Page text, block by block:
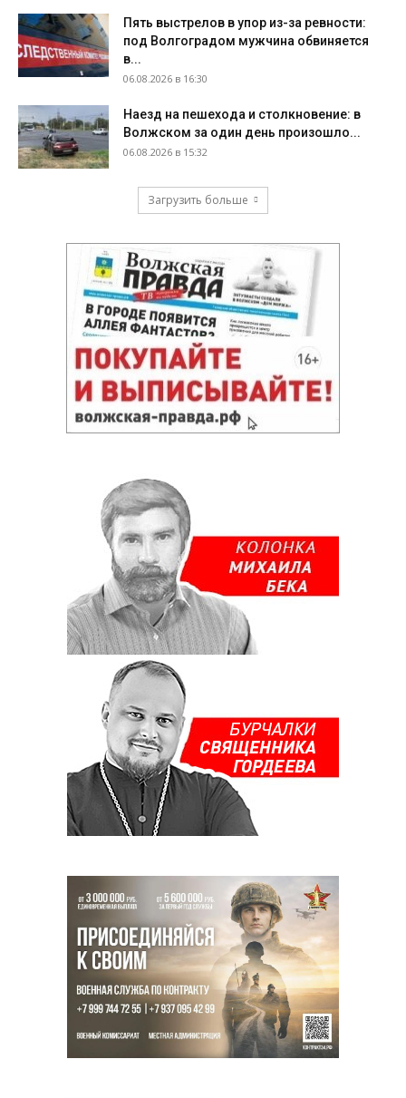
Пять выстрелов в упор из-за ревности:
под Волгоградом мужчина обвиняется
в...
06.08.2026 в 16:30
Наезд на пешехода и столкновение: в
Волжском за один день произошло...
06.08.2026 в 15:32
Загрузить больше